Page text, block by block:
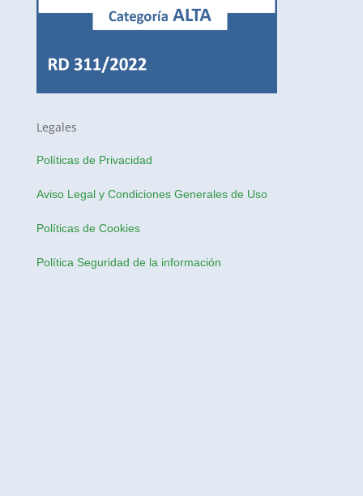
Legales
Políticas de Privacidad
Aviso Legal y Condiciones Generales de Uso
Políticas de Cookies
Política Seguridad de la información